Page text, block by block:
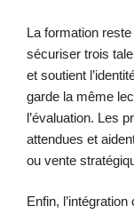
La formation
sécuriser trois
et soutient
garde la même
l’évaluation. Les
attendues et
ou vente
Enfin,